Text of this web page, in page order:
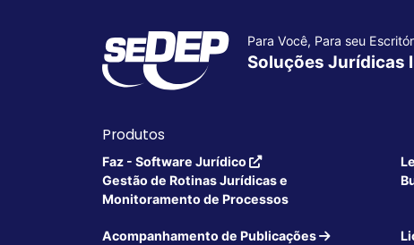
Para Você, Para seu
Soluções Jurídicas
Produtos
Faz - Software Jurídico
Gestão de Rotinas Jurídicas e
Monitoramento de Processos
Acompanhamento de Publicações